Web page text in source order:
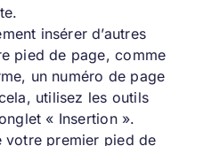
insérer d’autres
pied de page, comme
un numéro de page
utilisez les outils
« Insertion ».
votre premier pied de